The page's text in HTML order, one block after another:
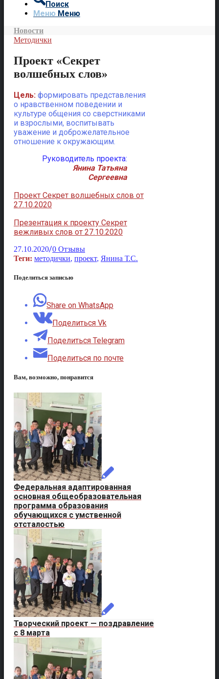
Поиск
Меню Меню
Новости
Методички
Проект «Секрет
волшебных слов»
Цель: формировать представления
о нравственном поведении и
культуре общения со сверстниками
и взрослыми, воспитывать
уважение и доброжелательное
отношение к окружающим.
Руководитель проекта:
Янина Татьяна
Сергеевна
Проект Секрет волшебных слов от
27.10.2020
Презентация к проекту Секрет
вежливых слов от 27.10.2020
27.10.2020/0 Отзывы
Теги: методички, проект, Янина Т.С.
Поделиться записью
Share on WhatsApp
Поделиться Vk
Поделиться Telegram
Поделиться по почте
Вам, возможно, понравится
Федеральная адаптированная
основная общеобразовательная
программа образования
обучающихся с умственной
отсталостью
Творческий проект — поздравление
с 8 марта